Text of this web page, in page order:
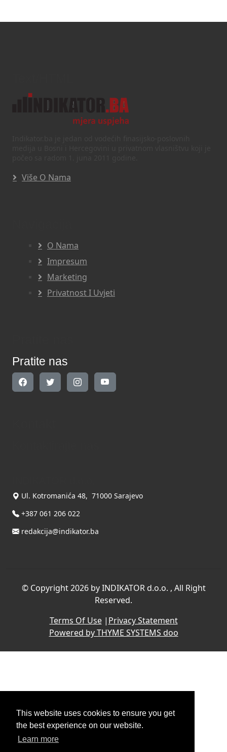
This website uses cookies to ensure you get
the best experience on our website.
Learn more
Više O Nama
O Nama
Impresum
Marketing
Privatnost I Uvjeti
Pratite nas
Ul. Kotromanića 48, 71000 Sarajevo
+387 061 206 022
redakcija@indikator.ba
© Copyright 2026 by INDIKATOR d.o.o. , All Right
Reserved.
Terms Of Use| Privacy Statement
Powered by THYME SYSTEMS doo